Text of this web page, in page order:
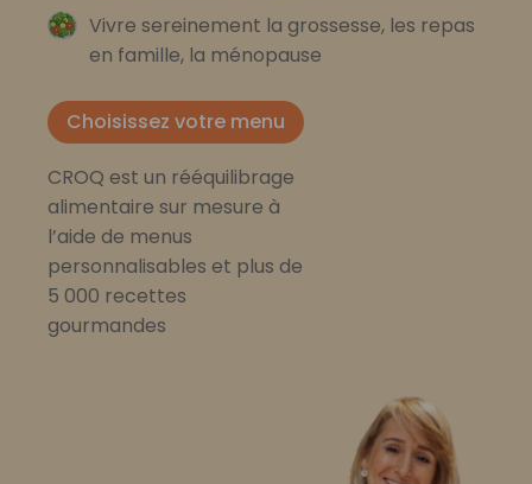
Vivre sereinement la grossesse, les repas
en famille, la ménopause
Choisissez votre menu
CROQ est un rééquilibrage
alimentaire sur mesure à
l’aide de menus
personnalisables et plus de
5 000 recettes
gourmandes